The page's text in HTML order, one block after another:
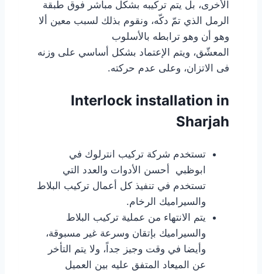
الأخرى، بل يتم تركيبه بشكل مباشر فوق طبقة
الرمل الذي تمّ دكّه، ونقوم بذلك لسبب معين ألا
وهو أن وهو ترابطه بالأسلوب
المعشّق، ويتم الإعتماد بشكل أساسي على وزنه
فى الاتزان، وعلى عدم حركته.
Interlock installation in
Sharjah
تستخدم شركة تركيب انترلوك في
ابوظبي أحسن الأدوات والعدد التي
تستخدم في تنفيذ كل أعمال تركيب البلاط
والسيراميك الرخام.
يتم الانتهاء من عملية تركيب البلاط
والسيراميك بإتقان وسرعة غير مسبوقة،
وأيضا في وقت وجيز جداً، ولا يتم التأخر
عن الميعاد المتفق عليه بين العميل